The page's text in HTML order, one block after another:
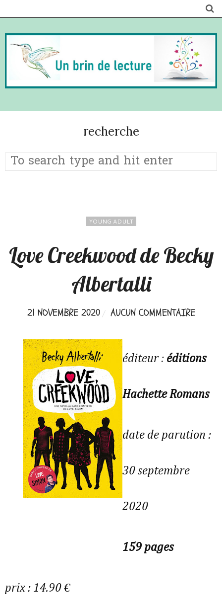
recherche
YOUNG ADULT
Love Creekwood de Becky
Albertalli
21 NOVEMBRE 2020 AUCUN COMMENTAIRE
éditeur : éditions
Hachette Romans
date de parution :
30 septembre
2020
159 pages
prix : 14.90 €